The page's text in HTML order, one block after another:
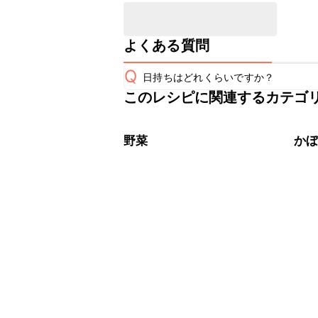
よくある質問
Q 日持ちはどれくらいですか？
保存期間は常温で2~3日が目安です
※日持ちは目安です。
このレシピに関連するカテゴ
野菜 か